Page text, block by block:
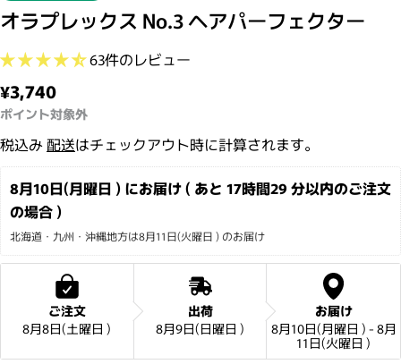
オラプレックス No.3 ヘアパーフェクター
63件のレビュー
通常価格
¥3,740
ポイント対象外
税込み配送はチェックアウト時に計算されます。
8月10日(月曜日 ) にお届け ( あと 17時間29 分以内のご注文
の場合 )
北海道・九州・沖縄地方は8月11日(火曜日 ) のお届け
ご注文
8月8日(土曜日 )
出荷
8月9日(日曜日 )
お届け
8月10日(月曜日 ) - 8月
11日(火曜日 )